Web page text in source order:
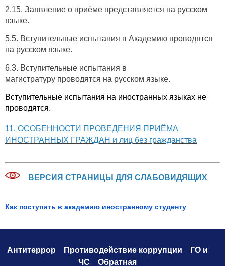
2.15. Заявление о приёме представляется на русском
языке.
5.5. Вступительные испытания в Академию проводятся
на русском языке.
6.3. Вступительные испытания в
магистратуру проводятся на русском языке.
Вступительные испытания на иностранных языках не
проводятся.
11. ОСОБЕННОСТИ ПРОВЕДЕНИЯ ПРИЁМА
ИНОСТРАННЫХ ГРАЖДАН и лиц без гражданства
ВЕРСИЯ СТРАНИЦЫ ДЛЯ СЛАБОВИДЯЩИХ
Как поступить в академию иностранному студенту
Антитеррор Противодействие коррупции
ГО и
ЧС
Обратная